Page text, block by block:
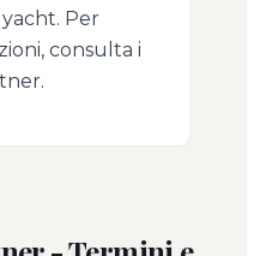
Per
consulta i